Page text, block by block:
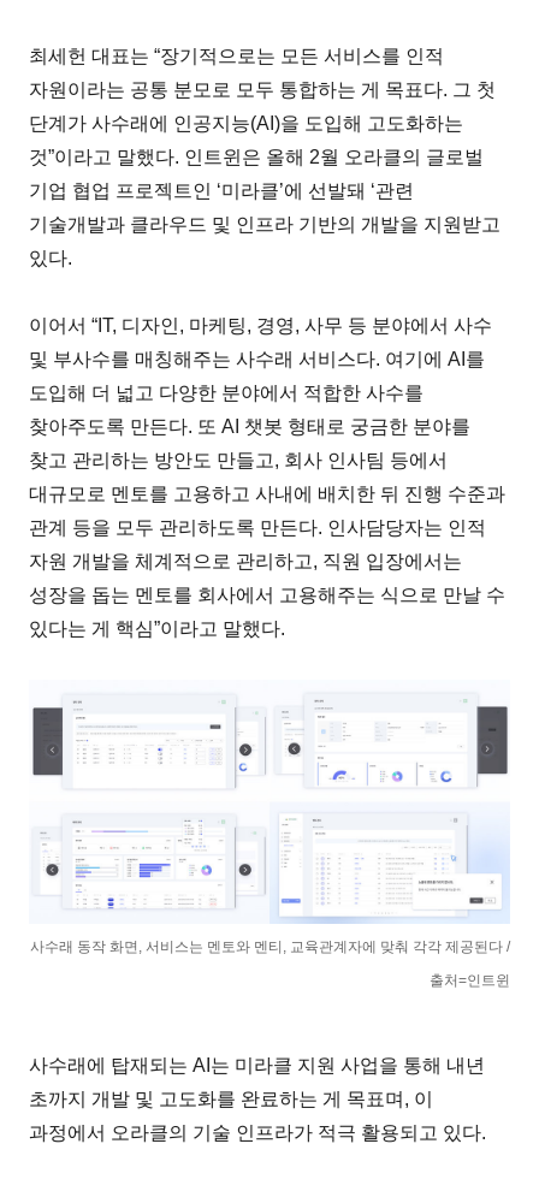
최세헌 대표는 “장기적으로는 모든 서비스를 인적
자원이라는 공통 분모로 모두 통합하는 게 목표다. 그 첫
단계가 사수래에 인공지능(AI)을 도입해 고도화하는
것”이라고 말했다. 인트윈은 올해 2월 오라클의 글로벌
기업 협업 프로젝트인 ‘미라클’에 선발돼 ‘관련
기술개발과 클라우드 및 인프라 기반의 개발을 지원받고
있다.
이어서 “IT, 디자인, 마케팅, 경영, 사무 등 분야에서 사수
및 부사수를 매칭해주는 사수래 서비스다. 여기에 AI를
도입해 더 넓고 다양한 분야에서 적합한 사수를
찾아주도록 만든다. 또 AI 챗봇 형태로 궁금한 분야를
찾고 관리하는 방안도 만들고, 회사 인사팀 등에서
대규모로 멘토를 고용하고 사내에 배치한 뒤 진행 수준과
관계 등을 모두 관리하도록 만든다. 인사담당자는 인적
자원 개발을 체계적으로 관리하고, 직원 입장에서는
성장을 돕는 멘토를 회사에서 고용해주는 식으로 만날 수
있다는 게 핵심”이라고 말했다.
사수래 동작 화면, 서비스는 멘토와 멘티, 교육관계자에 맞춰 각각 제공된다 /
출처=인트윈
사수래에 탑재되는 AI는 미라클 지원 사업을 통해 내년
초까지 개발 및 고도화를 완료하는 게 목표며, 이
과정에서 오라클의 기술 인프라가 적극 활용되고 있다.